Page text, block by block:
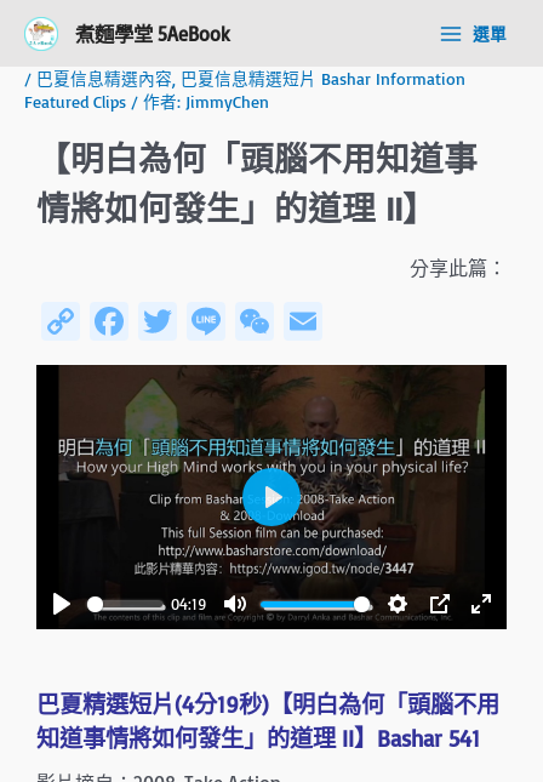
煮麵學堂 5AeBook
Main
Menu
選單
/ 巴夏信息精選內容 巴夏信息精選短片 Bashar Information
Featured Clips / 作者: JimmyChen
【明白為何「頭腦不用知道事
情將如何發生」的道理 II】
分享此篇：
C
o
Li
n
Fa
ce
b
o
ok
T
wi
tt
er
Li
n
e
W
e
C
h
at
m
ail
P
a
y
04:19
M
t
e
S
t
t
P
P
E
t
P
l
a
y
巴夏精選短片(4分19秒)【明白為何「頭腦不用
知道事情將如何發生」的道理 II】Bashar 541
navigation